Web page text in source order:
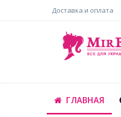
Доставка и оплата
ГЛАВНАЯ